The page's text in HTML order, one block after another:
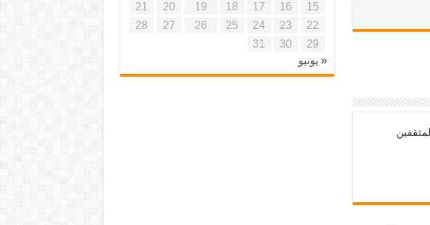
15
16
17
18
19
20
21
22
23
24
25
26
27
28
29
30
31
« يونيو